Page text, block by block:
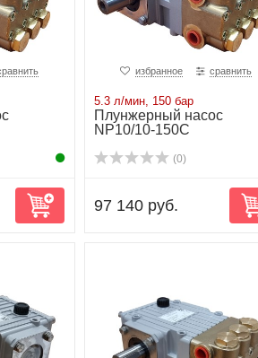
избранное сравнить
5.3 л/мин, 150 бар
Плунжерный насос
NP10/10-150C
(0)
97 140 руб.